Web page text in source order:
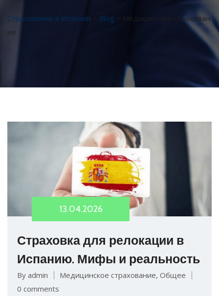
Страхование в Испании Blog
Медицинское страхован
ие
13.04.2026
Страховка для релокации в
Испанию. Мифы и реальность
By admin Медицинское страхование, Общее
0 comments